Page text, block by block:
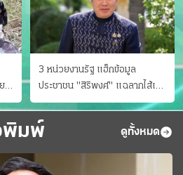
3 หน่วยงานรัฐ แฮ็กข้อมูล
ประชาชน "สิริพงศ์" แฉลากไส้เอง
"หนู" กอด "หนิม" สยบลือ
พิมพ์ ดูทั้งหมด